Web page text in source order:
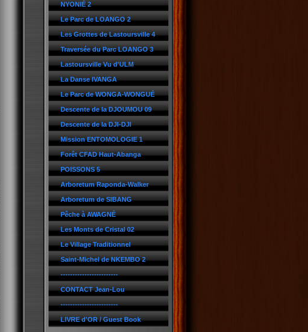
NYONIÉ 2
Le Parc de LOANGO 2
Les Grottes de Lastoursville 4
Traversée du Parc LOANGO 3
Lastoursville Vu d'ULM
La Danse IVANGA
Le Parc de WONGA-WONGUÉ
Descente de la DJOUMOU 09
Descente de la DJI-DJI
Mission ENTOMOLOGIE 1
Forêt CFAD Haut-Abanga
POISSONS 5
Arboretum Raponda-Walker
Arboretum de SIBANG
Pêche à AWAGNÉ
Les Monts de Cristal 02
Le Village Traditionnel
Saint-Michel de NKEMBO 2
------------------------
CONTACT Jean-Lou
------------------------
LIVRE d'OR / Guest Book